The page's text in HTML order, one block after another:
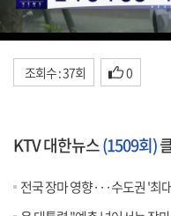
조회수 : 37회 0
KTV 대한뉴스(1509회)
전국 장마 영향···수도권 '최